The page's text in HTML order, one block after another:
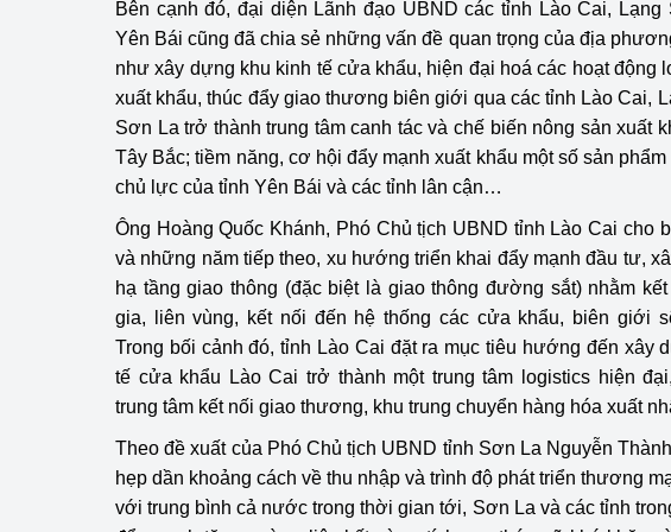
Bên cạnh đó, đại diện Lãnh đạo UBND các tỉnh Lào Cai, Lạng
Yên Bái cũng đã chia sẻ những vấn đề quan trọng của địa
như xây dựng khu kinh tế cửa khẩu, hiện đại hoá các hoạt động
xuất khẩu, thúc đẩy giao thương biên giới qua các tỉnh Lào Cai,
Sơn La trở thành trung tâm canh tác và chế biến nông sản xuất
Tây Bắc; tiềm năng, cơ hội đẩy mạnh xuất khẩu một số sản
chủ lực của tỉnh Yên Bái và các tỉnh lân cận…
Ông Hoàng Quốc Khánh, Phó Chủ tịch UBND tỉnh Lào Cai cho
và những năm tiếp theo, xu hướng triển khai đẩy mạnh đầu tư,
hạ tầng giao thông (đặc biệt là giao thông đường sắt) nhằm
gia, liên vùng, kết nối đến hệ thống các cửa khẩu, biên giới
Trong bối cảnh đó, tỉnh Lào Cai đặt ra mục tiêu hướng đến xây
tế cửa khẩu Lào Cai trở thành một trung tâm logistics hiện
trung tâm kết nối giao thương, khu trung chuyển hàng hóa xuất
Theo đề xuất của Phó Chủ tịch UBND tỉnh Sơn La Nguyễn
hẹp dần khoảng cách về thu nhập và trình độ phát triển thương
với trung bình cả nước trong thời gian tới, Sơn La và các tỉnh